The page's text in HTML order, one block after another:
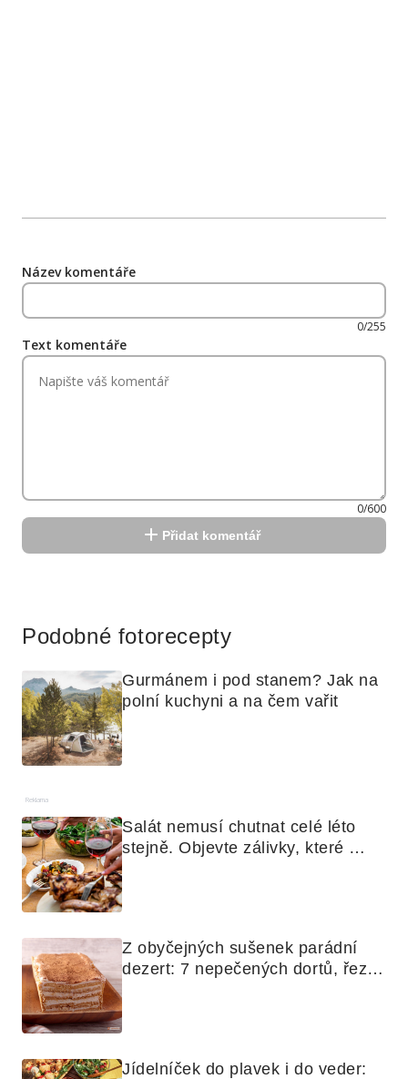
Název komentáře
0/255
Text komentáře
0/600
Přidat komentář
Podobné fotorecepty
Gurmánem i pod stanem? Jak na
polní kuchyni a na čem vařit
Reklama
Salát nemusí chutnat celé léto
stejně. Objevte zálivky, které
Z obyčejných sušenek parádní
dezert: 7 nepečených dortů, řezů
Jídelníček do plavek i do veder: